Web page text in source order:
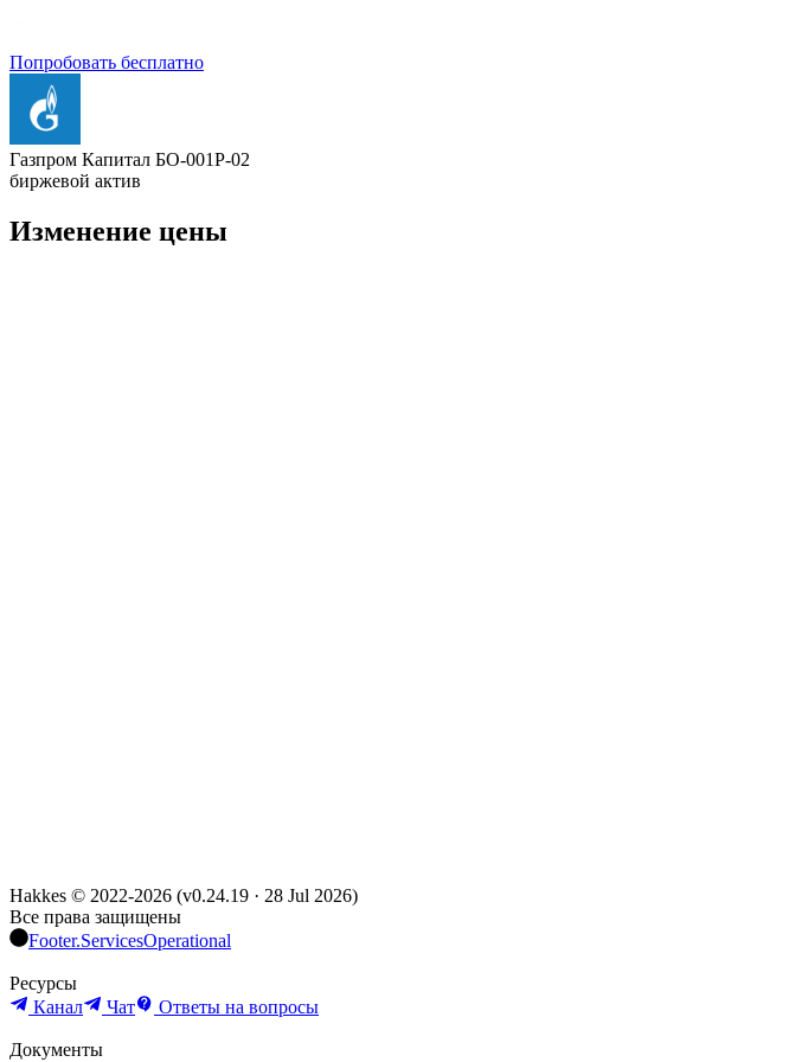
Попробовать бесплатно
Газпром Капитал БО-001P-02
биржевой актив
Изменение цены
Hakkes © 2022-2026 (v0.24.19 · 28 Jul 2026)
Все права защищены
Footer.ServicesOperational
Ресурсы
Канал
Чат Ответы на вопросы
Документы